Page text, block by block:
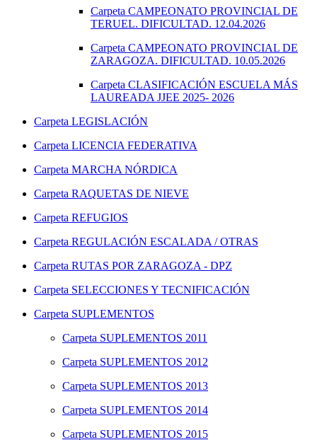
Carpeta CAMPEONATO PROVINCIAL DE
TERUEL. DIFICULTAD. 12.04.2026
Carpeta CAMPEONATO PROVINCIAL DE
ZARAGOZA. DIFICULTAD. 10.05.2026
Carpeta CLASIFICACIÓN ESCUELA MÁS
LAUREADA JJEE 2025- 2026
Carpeta LEGISLACIÓN
Carpeta LICENCIA FEDERATIVA
Carpeta MARCHA NÓRDICA
Carpeta RAQUETAS DE NIEVE
Carpeta REFUGIOS
Carpeta REGULACIÓN ESCALADA / OTRAS
Carpeta RUTAS POR ZARAGOZA - DPZ
Carpeta SELECCIONES Y TECNIFICACIÓN
Carpeta SUPLEMENTOS
Carpeta SUPLEMENTOS 2011
Carpeta SUPLEMENTOS 2012
Carpeta SUPLEMENTOS 2013
Carpeta SUPLEMENTOS 2014
Carpeta SUPLEMENTOS 2015